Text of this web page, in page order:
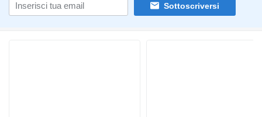
Sottoscriversi